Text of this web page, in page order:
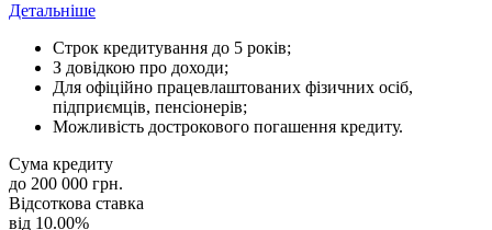
Детальніше
Строк кредитування до 5 років;
З довідкою про доходи;
Для офіційно працевлаштованих фізичних осіб,
підприємців, пенсіонерів;
Можливість дострокового погашення кредиту.
Сума кредиту
до 200 000 грн.
Відсоткова ставка
від 10.00%